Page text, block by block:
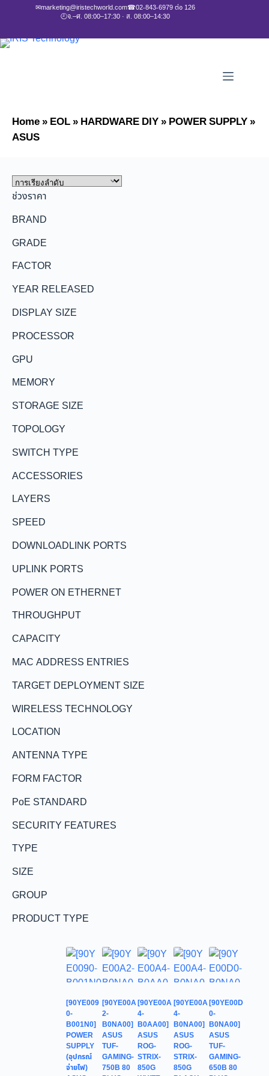
✉marketing@iristechworld.com☎02-843-6979 ต่อ 126
🕘จ.–ศ. 08:00–17:30 · ส. 08:00–14:30
Home»EOL»HARDWARE DIY»POWER SUPPLY»
ASUS
ช่วงราคา
BRAND
GRADE
FACTOR
YEAR RELEASED
DISPLAY SIZE
PROCESSOR
GPU
MEMORY
STORAGE SIZE
TOPOLOGY
SWITCH TYPE
ACCESSORIES
LAYERS
SPEED
DOWNLOADLINK PORTS
UPLINK PORTS
POWER ON ETHERNET
THROUGHPUT
CAPACITY
MAC ADDRESS ENTRIES
TARGET DEPLOYMENT SIZE
WIRELESS TECHNOLOGY
LOCATION
ANTENNA TYPE
FORM FACTOR
PoE STANDARD
SECURITY FEATURES
TYPE
SIZE
GROUP
PRODUCT TYPE
[90YE009
0-
B001N0]
POWER
SUPPLY
(อุปกรณ์
จ่ายไฟ)
[90YE00A
2-
B0NA00]
ASUS
TUF-
GAMING-
750B 80
[90YE00A
4-
B0AA00]
ASUS
ROG-
STRIX-
850G
[90YE00A
4-
B0NA00]
ASUS
ROG-
STRIX-
850G
[90YE00D
0-
B0NA00]
ASUS
TUF-
GAMING-
650B 80